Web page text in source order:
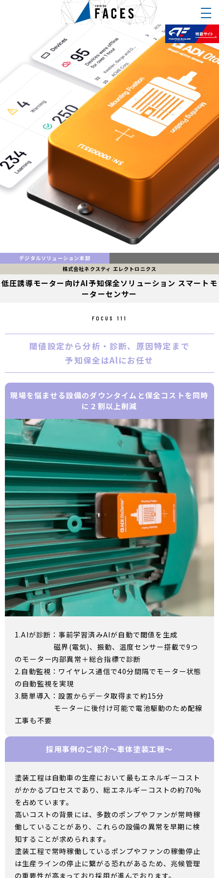
デジタルソリューション本部
株式会社ネクスティ エレクトロニクス
低圧誘導モーター向けAI予知保全ソリューション スマートモ
ーターセンサー
FOCUS 111
閾値設定から分析・診断、原因特定まで
予知保全はAlにお任せ
現場を悩ませる設備のダウンタイムと保全コストを同時
に２割以上削減
1.AIが診断：事前学習済みAIが自動で閾値を生成
磁界(電気)、振動、温度センサー搭載で9つ
のモーター内部異常＋総合指標で診断
2.自動監視：ワイヤレス通信で40分間隔でモーター状態
の自動監視を実現
3.簡単導入：設置からデータ取得まで約15分
モーターに後付け可能で電池駆動のため配線
工事も不要
採用事例のご紹介～車体塗装工程～
塗装工程は自動車の生産において最もエネルギーコスト
がかかるプロセスであり、総エネルギーコストの約70%
を占めています。
高いコストの背景には、多数のポンプやファンが常時稼
働していることがあり、これらの設備の異常を早期に検
知することが求められます。
塗装工程で常時稼働しているポンプやファンの稼働停止
は生産ラインの停止に繋がる恐れがあるため、兆候管理
の重要性が高まっており採用が進んでおります。